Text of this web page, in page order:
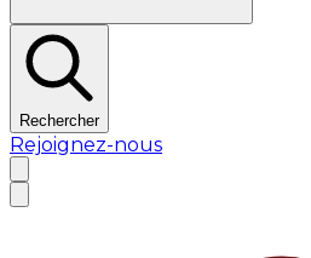
Rechercher
Rejoignez-nous